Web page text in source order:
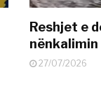
Reshjet e
nënkalimin
27/07/2026